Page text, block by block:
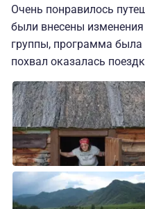
Очень понравилось
были внесены
группы, программа
похвал оказалась
которой меньше всего
интереснейшее место
реке Семе, куча
как квест, под каждым
алтайцев, выставки
любимого мною
остров Патмос и
хватило времени и